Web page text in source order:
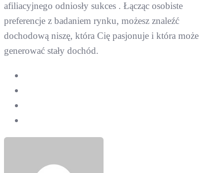
afiliacyjnego odniosły sukces . Łącząc osobiste
preferencje z badaniem rynku, możesz znaleźć
dochodową niszę, która Cię pasjonuje i która może
generować stały dochód.